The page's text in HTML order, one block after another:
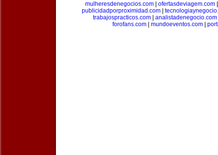
mulheresdenegocios.com
ofertasdeviagem.com
publicidadporproximidad.com|
trabajospracticos.com| analistadenegocio.com
forofans.com
mundoeventos.com